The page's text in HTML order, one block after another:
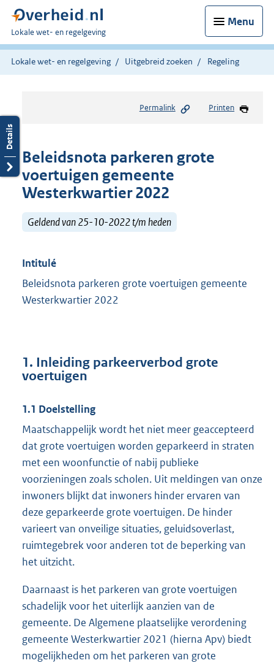
Menu
U
bent
hier:
Lokale wet- en regelgeving
Lokale wet- en regelgeving Uitgebreid zoeken Regeling
Permalink Printen
Beleidsnota parkeren grote
voertuigen gemeente
Westerkwartier 2022
Geldend van 25-10-2022 t/m heden
Intitulé
Beleidsnota parkeren grote voertuigen gemeente
Westerkwartier 2022
1. Inleiding parkeerverbod grote
voertuigen
1.1 Doelstelling
Maatschappelijk wordt het niet meer geaccepteerd
dat grote voertuigen worden geparkeerd in straten
met een woonfunctie of nabij publieke
voorzieningen zoals scholen. Uit meldingen van onze
inwoners blijkt dat inwoners hinder ervaren van
deze geparkeerde grote voertuigen. De hinder
varieert van onveilige situaties, geluidsoverlast,
ruimtegebrek voor anderen tot de beperking van
het uitzicht.
Daarnaast is het parkeren van grote voertuigen
schadelijk voor het uiterlijk aanzien van de
gemeente. De Algemene plaatselijke verordening
gemeente Westerkwartier 2021 (hierna Apv) biedt
mogelijkheden om het parkeren van grote